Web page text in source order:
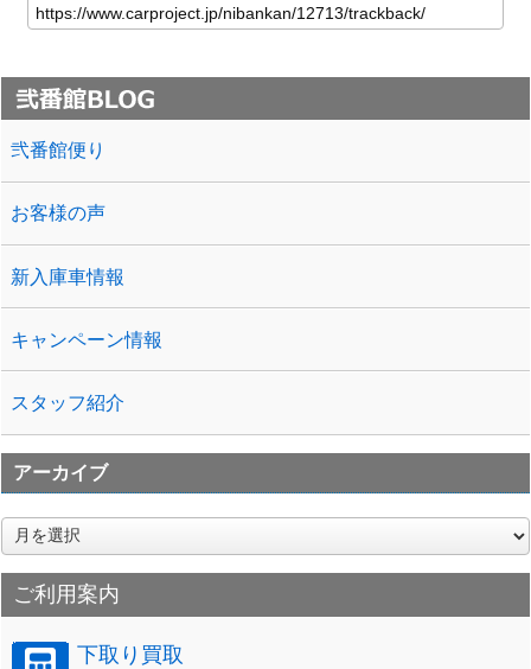
弐番館便り
お客様の声
新入庫車情報
キャンペーン情報
スタッフ紹介
アーカイブ
ア
ー
カ
イ
ブ
ご利用案内
下取り買取